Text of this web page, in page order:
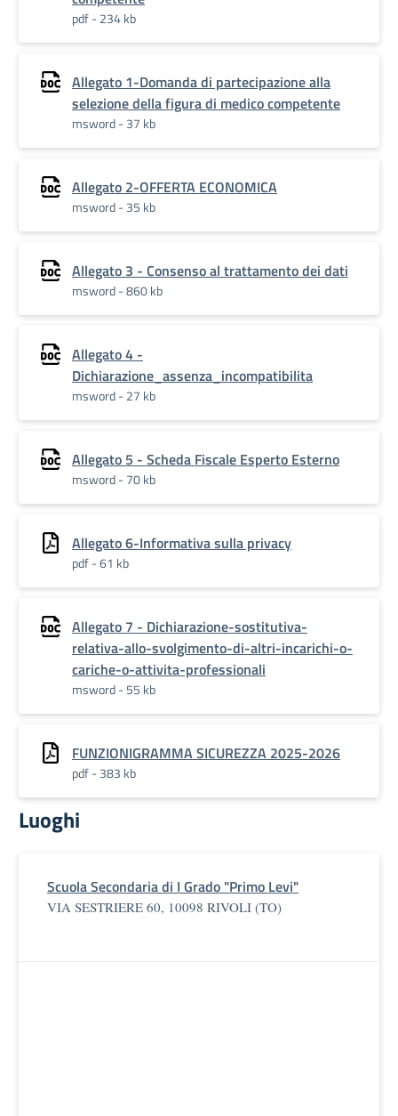
pdf - 234 kb
Allegato 1-Domanda di partecipazione alla
selezione della figura di medico competente
msword - 37 kb
Allegato 2-OFFERTA ECONOMICA
msword - 35 kb
Allegato 3 - Consenso al trattamento dei dati
msword - 860 kb
Allegato 4 -
Dichiarazione_assenza_incompatibilita
msword - 27 kb
Allegato 5 - Scheda Fiscale Esperto Esterno
msword - 70 kb
Allegato 6-Informativa sulla privacy
pdf - 61 kb
Allegato 7 - Dichiarazione-sostitutiva-
relativa-allo-svolgimento-di-altri-incarichi-o-
cariche-o-attivita-professionali
msword - 55 kb
FUNZIONIGRAMMA SICUREZZA 2025-2026
pdf - 383 kb
Luoghi
Scuola Secondaria di I Grado "Primo Levi"
VIA SESTRIERE 60, 10098 RIVOLI (TO)